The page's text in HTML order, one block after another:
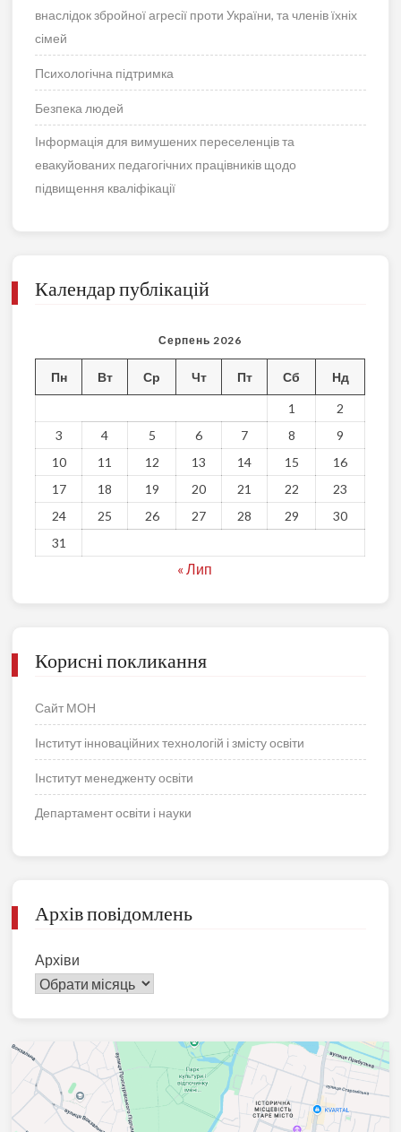
внаслідок збройної агресії проти України, та членів їхніх
сімей
Психологічна підтримка
Безпека людей
Інформація для вимушених переселенців та
евакуйованих педагогічних працівників щодо
підвищення кваліфікації
Календар публікацій
Серпень 2026
Пн Вт Ср Чт Пт Сб Нд
1
2
3
4 5 6 7 8
9
10
11 12 13 14 15
16
17
18 19 20 21 22
23
24
25 26 27 28 29
30
31
« Лип
Корисні покликання
Сайт МОН
Інститут інноваційних технологій і змісту освіти
Інститут менедженту освіти
Департамент освіти і науки
Архів повідомлень
Архіви